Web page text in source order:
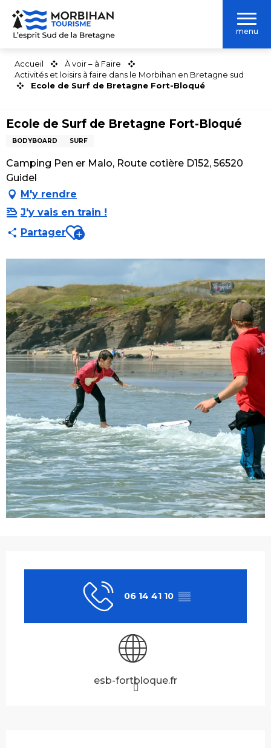
Aller
contenu
menu
Accueil
À voir – à Faire
Activités et loisirs à faire dans le Morbihan en Bretagne sud
Ecole de Surf de Bretagne Fort-Bloqué
Ecole de Surf de Bretagne Fort-Bloqué
BODYBOARD SURF
Camping Pen er Malo, Route cotière D152, 56520
Guidel
M'y rendre
J'y vais en train !
PartagerAjouter aux favoris
06 14 41 10 ▒▒
esb-fortbloque.fr